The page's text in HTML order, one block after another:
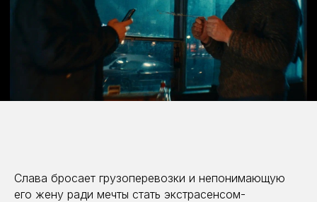
Слава бросает грузоперевозки и непонимающую
его жену ради мечты стать экстрасенсом-